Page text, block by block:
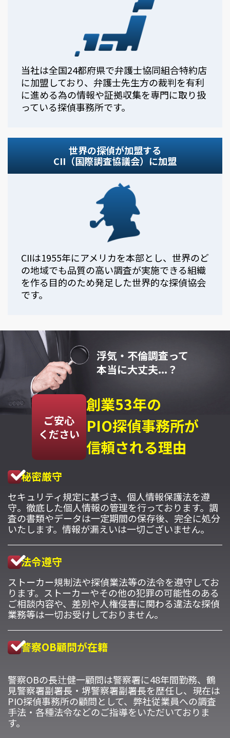
当社は全国24都府県で弁護士協同組合特約店
に加盟しており、弁護士先生方の裁判を有利
に進める為の情報や証拠収集を専門に取り扱
っている探偵事務所です。
世界の探偵が加盟する
CII（国際調査協議会）に加盟
CIIは1955年にアメリカを本部とし、世界のど
の地域でも品質の高い調査が実施できる組織
を作る目的のため発足した世界的な探偵協会
です。
浮気・不倫調査って
本当に大丈夫...？
ご安心
ください
創業53年の
PIO探偵事務所が
信頼される理由
秘密厳守
セキュリティ規定に基づき、個人情報保護法を遵
守。徹底した個人情報の管理を行っております。調
査の書類やデータは一定期間の保存後、完全に処分
いたします。情報が漏えいは一切ございません。
法令遵守
ストーカー規制法や探偵業法等の法令を遵守してお
ります。ストーカーやその他の犯罪の可能性のある
ご相談内容や、差別や人権侵害に関わる違法な探偵
業務等は一切お受けしておりません。
警察OB顧問が在籍
警察OBの長辻健一顧問は警察署に48年間勤務、鶴
見警察署副署長・堺警察署副署長を歴任し、現在は
PIO探偵事務所の顧問として、弊社従業員への調査
手法・各種法令などのご指導をいただいておりま
す。